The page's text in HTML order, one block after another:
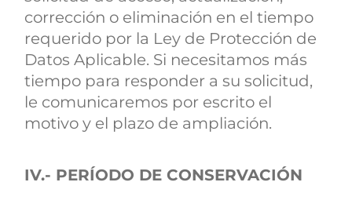
corrección o eliminación en el tiempo
requerido por la Ley de Protección de
Datos Aplicable. Si necesitamos más
tiempo para responder a su solicitud,
le comunicaremos por escrito el
motivo y el plazo de ampliación.
IV.- PERÍODO DE CONSERVACIÓN